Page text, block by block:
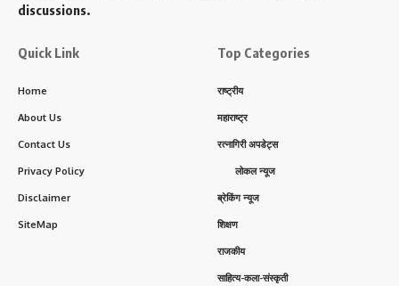
discussions.
Quick Link
Home
About Us
Contact Us
Privacy Policy
Disclaimer
SiteMap
Top Categories
राष्ट्रीय
महाराष्ट्र
रत्नागिरी अपडेट्स
लोकल न्यूज
ब्रेकिंग न्यूज
शिक्षण
राजकीय
साहित्य-कला-संस्कृती